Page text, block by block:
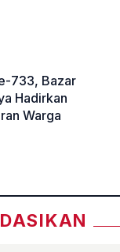
733, Bazar
Hadirkan
Warga